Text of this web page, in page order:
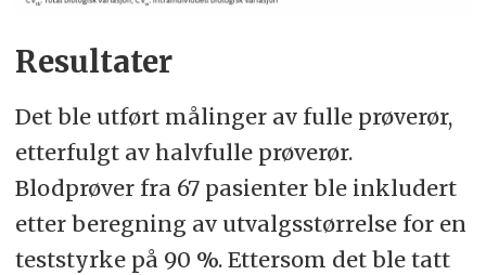
Resultater
Det ble utført målinger av fulle prøverør,
etterfulgt av halvfulle prøverør.
Blodprøver fra 67 pasienter ble inkludert
etter beregning av utvalgsstørrelse for en
teststyrke på 90 %. Ettersom det ble tatt